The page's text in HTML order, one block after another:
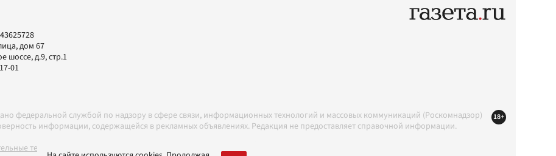
дом 67
шоссе, д.9, стр.1
01
федеральной службой по надзору в сфере связи, информационных технологий и массовых коммуникаций (Роскомнадзор)
информации, содержащейся в рекламных объявлениях. Редакция не предоставляет справочной информации.
технологии в соответствии с Правилами
18+